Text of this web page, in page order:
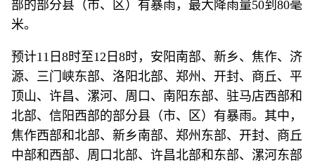
部的部分县（市、区）有暴雨，最大降雨量50到80毫
米。
预计11日8时至12日8时，安阳南部、新乡、焦作、济
源、三门峡东部、洛阳北部、郑州、开封、商丘、平
顶山、许昌、漯河、周口、南阳东部、驻马店西部和
北部、信阳西部的部分县（市、区）有暴雨。其中，
焦作西部和北部、新乡南部、郑州东部、开封、商丘
中部和西部、周口北部、许昌北部和东部、漯河东部